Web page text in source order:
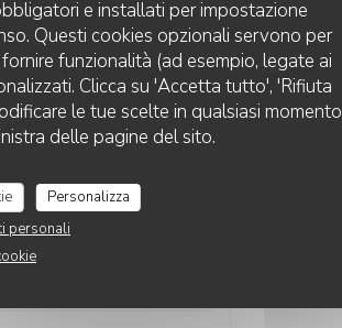
e installati per impostazione
Questi cookies opzionali servono per
funzionalità (ad esempio, legate ai
Clicca su 'Accetta tutto', 'Rifiuta
le tue scelte in qualsiasi momento
delle pagine del sito.
Personalizza
personali
Cucina /5 Qualità / Prezzo
ROUEN